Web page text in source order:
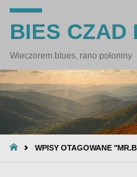
BIES CZAD
Wieczorem blues, rano połoniny
STRONA
WPISY OTAGOWANE